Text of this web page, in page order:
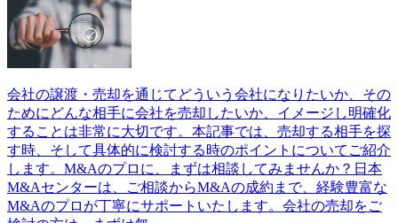
会社の譲渡・売却を通じてどういう会社になりたいか、その
ためにどんな相手に会社を売却したいか、イメージし明確化
することは非常に大切です。本記事では、売却する相手を探
す時、そして具体的に検討する時のポイントについてご紹介
します。M&Aのプロに、まずは相談してみませんか？日本
M&Aセンターは、ご相談からM&Aの成約まで、経験豊富な
M&Aのプロが丁寧にサポートいたします。会社の売却をご